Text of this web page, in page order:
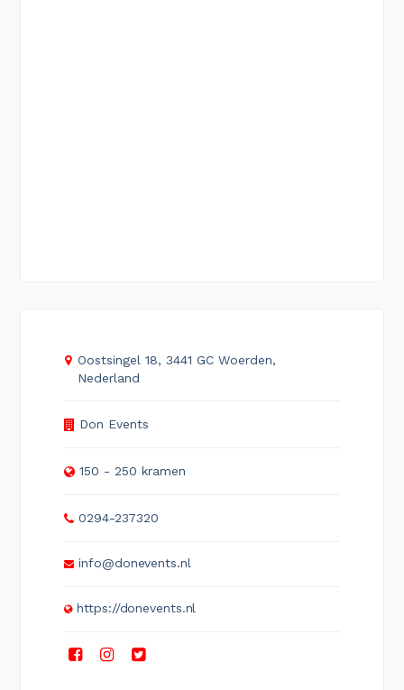
Oostsingel 18, 3441 GC Woerden,
Nederland
Don Events
150 - 250 kramen
0294-237320
info@donevents.nl
https://donevents.nl